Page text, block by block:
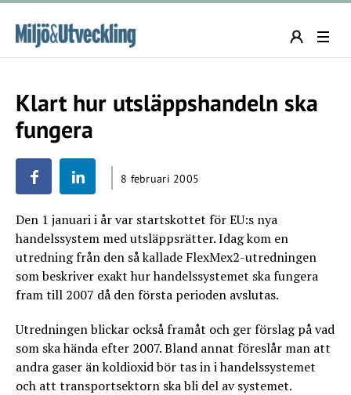
Klart hur utsläppshandeln ska
fungera
8 februari 2005
Den 1 januari i år var startskottet för EU:s nya
handelssystem med utsläppsrätter. Idag kom en
utredning från den så kallade FlexMex2-utredningen
som beskriver exakt hur handelssystemet ska fungera
fram till 2007 då den första perioden avslutas.
Utredningen blickar också framåt och ger förslag på vad
som ska hända efter 2007. Bland annat föreslår man att
andra gaser än koldioxid bör tas in i handelssystemet
och att transportsektorn ska bli del av systemet.